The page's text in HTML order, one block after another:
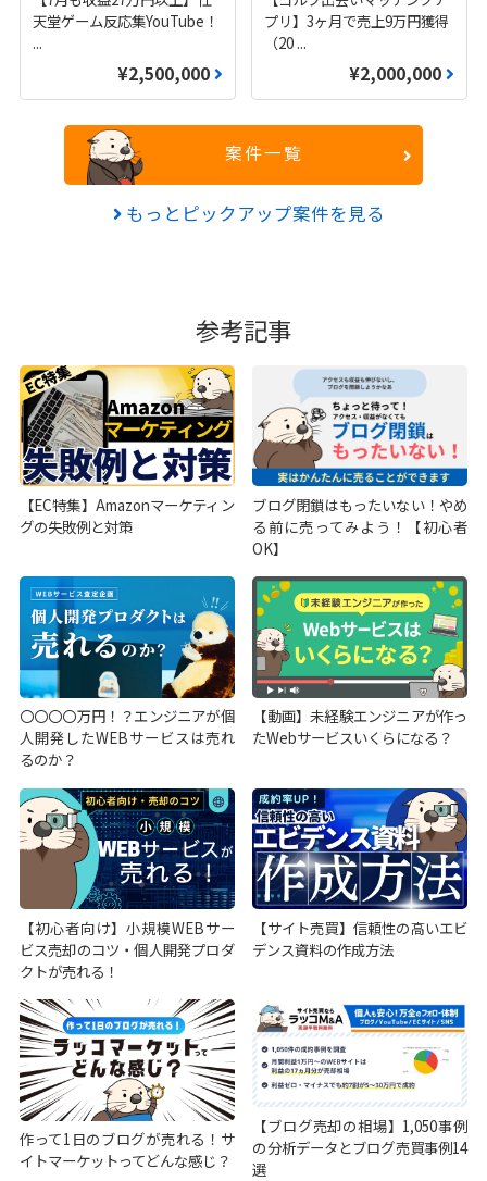
天堂ゲーム反応集YouTube！
...
¥2,500,000
プリ】3ヶ月で売上9万円獲得
（20 ...
¥2,000,000
案件一覧
もっとピックアップ案件を見る
参考記事
【EC特集】Amazonマーケティン
グの失敗例と対策
ブログ閉鎖はもったいない！やめ
る前に売ってみよう！【初心者
OK】
〇〇〇〇万円！？エンジニアが個
人開発したWEBサービスは売れ
るのか？
【動画】未経験エンジニアが作っ
たWebサービスいくらになる？
【初心者向け】小規模WEBサー
ビス売却のコツ・個人開発プロダ
クトが売れる！
【サイト売買】信頼性の高いエビ
デンス資料の作成方法
作って1日のブログが売れる！サ
イトマーケットってどんな感じ？
【ブログ売却の相場】1,050事例
の分析データとブログ売買事例14
選